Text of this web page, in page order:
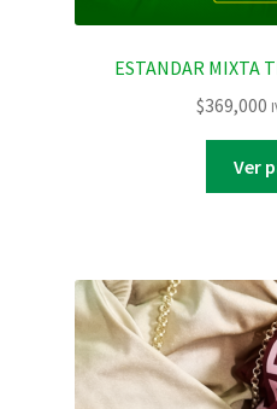
ESTANDAR MIXTA
$369,000
Ver